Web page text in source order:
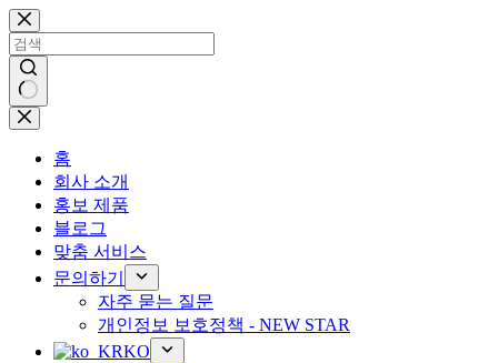
콘
텐
츠
로
건
너
결
홈
회사 소개
홍보 제품
블로그
맞춤 서비스
문의하기
자주 묻는 질문
개인정보 보호정책 - NEW STAR
KO